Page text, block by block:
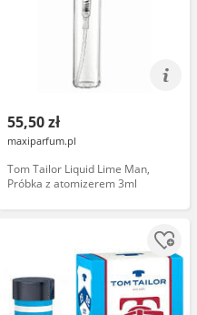
55,50 zł
maxiparfum.pl
Tom Tailor Liquid Lime Man,
Próbka z atomizerem 3ml